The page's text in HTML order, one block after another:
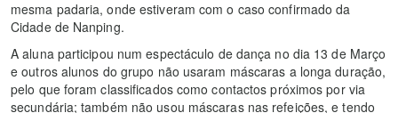
mesma padaria, onde estiveram com o caso confirmado da
Cidade de Nanping.
A aluna participou num espectáculo de dança no dia 13 de Março
e outros alunos do grupo não usaram máscaras a longa duração,
pelo que foram classificados como contactos próximos por via
secundária; também não usou máscaras nas refeições, e tendo